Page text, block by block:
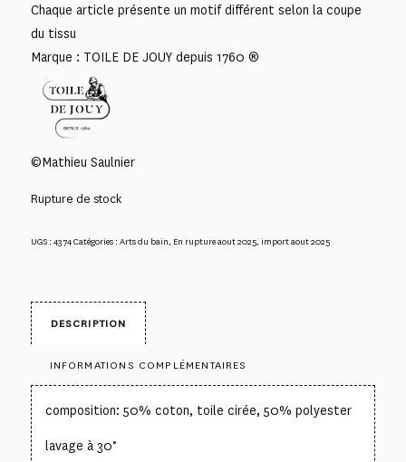
Chaque article présente un motif différent selon la coupe
du tissu
Marque : TOILE DE JOUY depuis 1760 ®
©Mathieu Saulnier
Rupture de stock
UGS :4374Catégories :Arts du bain, En rupture aout 2025, import aout 2025
DESCRIPTION
INFORMATIONS COMPLÉMENTAIRES
composition: 50% coton, toile cirée, 50% polyester
lavage à 30°